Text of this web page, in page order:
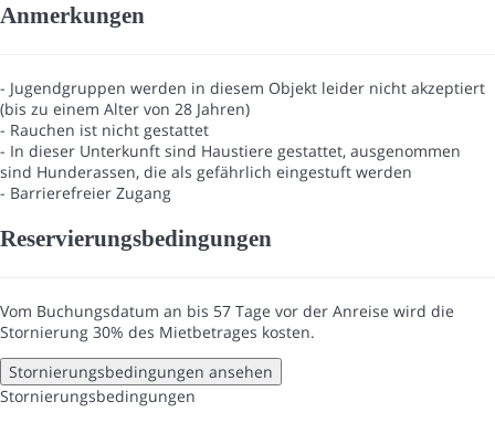
Anmerkungen
- Jugendgruppen werden in diesem Objekt leider nicht akzeptiert
(bis zu einem Alter von 28 Jahren)
- Rauchen ist nicht gestattet
- In dieser Unterkunft sind Haustiere gestattet, ausgenommen
sind Hunderassen, die als gefährlich eingestuft werden
- Barrierefreier Zugang
Reservierungsbedingungen
Vom Buchungsdatum an bis 57 Tage vor der Anreise wird die
Stornierung 30% des Mietbetrages kosten.
Stornierungsbedingungen ansehen
Stornierungsbedingungen